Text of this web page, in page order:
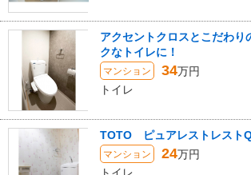
アクセントクロスとこだわり
クなトイレに！
マンション 34万円
トイレ
TOTO ピュアレストレスト
マンション 24万円